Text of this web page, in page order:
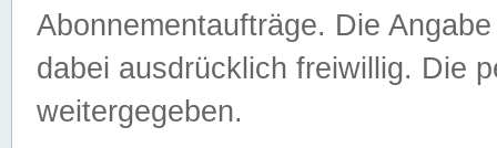
Abonnementaufträge. Die
dabei ausdrücklich freiwillig. Die
weitergegeben.